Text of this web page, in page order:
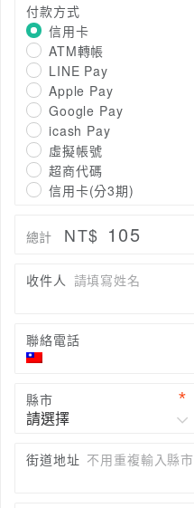
付款方式
信用卡
ATM轉帳
LINE Pay
Apple Pay
Google Pay
icash Pay
虛擬帳號
超商代碼
信用卡(分3期)
總計 NT$ 105
收件人 請填寫姓名
聯絡電話
縣市
街道地址 不用重複輸入縣市